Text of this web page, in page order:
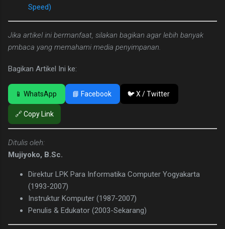
Speed)
Jika artikel ini bermanfaat, silakan bagikan agar lebih banyak
pmbaca yang memahami media penyimpanan.
Bagikan Artikel Ini ke:
📱 WhatsApp 📘 Facebook 🐦 X / Twitter
🔗 Copy Link
Ditulis oleh:
Mujiyoko, B.Sc.
Direktur LPK Para Informatika Computer Yogyakarta
(1993-2007)
Instruktur Komputer (1987-2007)
Penulis & Edukator (2003-Sekarang)